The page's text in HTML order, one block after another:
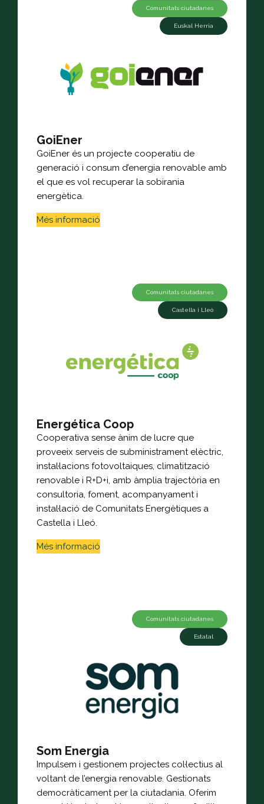
Comunitats ciutadanes
Euskal Herria
GoiEner
GoiEner és un projecte cooperatiu de
generació i consum d’energia renovable amb
el que es vol recuperar la sobirania
energètica.
Més informació
Comunitats ciutadanes
Castella i Lleó
Energética Coop
Cooperativa sense ànim de lucre que
proveeix serveis de subministrament elèctric,
instal·lacions fotovoltaiques, climatització
renovable i R+D+i, amb àmplia trajectòria en
consultoria, foment, acompanyament i
instal·lació de Comunitats Energètiques a
Castella i Lleó.
Més informació
Comunitats ciutadanes
Estatal
Som Energia
Impulsem i gestionem projectes col·lectius al
voltant de l’energia renovable. Gestionats
democràticament per la ciutadania. Oferim